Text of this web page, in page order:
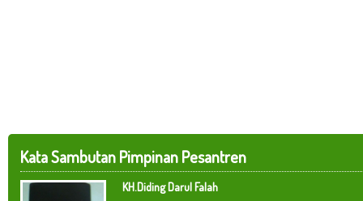
Kata Sambutan Pimpinan Pesantren
KH.Diding Darul Falah